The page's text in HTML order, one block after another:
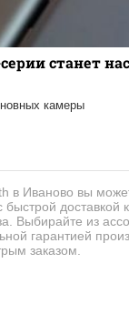
станет
камеры
в Иваново вы
быстрой доставкой
Выбирайте из
гарантией
заказом.